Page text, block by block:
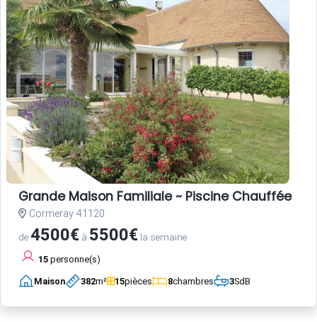
Grande Maison Familiale ~ Piscine Chauffée
Cormeray 41120
de4500€ à 5500€ la semaine
15 personne(s)
Maison 382m² 15pièces 8chambres 3SdB